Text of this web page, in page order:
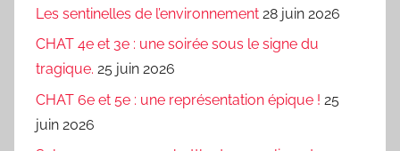
Les sentinelles de l’environnement 28 juin 2026
CHAT 4e et 3e : une soirée sous le signe du
tragique. 25 juin 2026
CHAT 6e et 5e : une représentation épique ! 25
juin 2026